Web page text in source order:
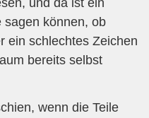
und da ist ein
sagen können, ob
ein schlechtes Zeichen
bereits selbst
wenn die Teile